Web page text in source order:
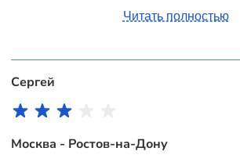
Читать полностью
Сергей
Москва - Ростов-на-Дону